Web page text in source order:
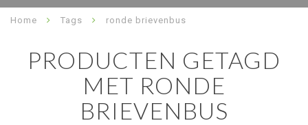
Home Tags ronde brievenbus
PRODUCTEN GETAGD
MET RONDE
BRIEVENBUS